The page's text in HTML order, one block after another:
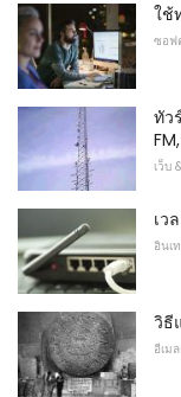
ใช้
ซอฟ
ทัว
เว็บ
เว
อินเ
วิธี
อีเม